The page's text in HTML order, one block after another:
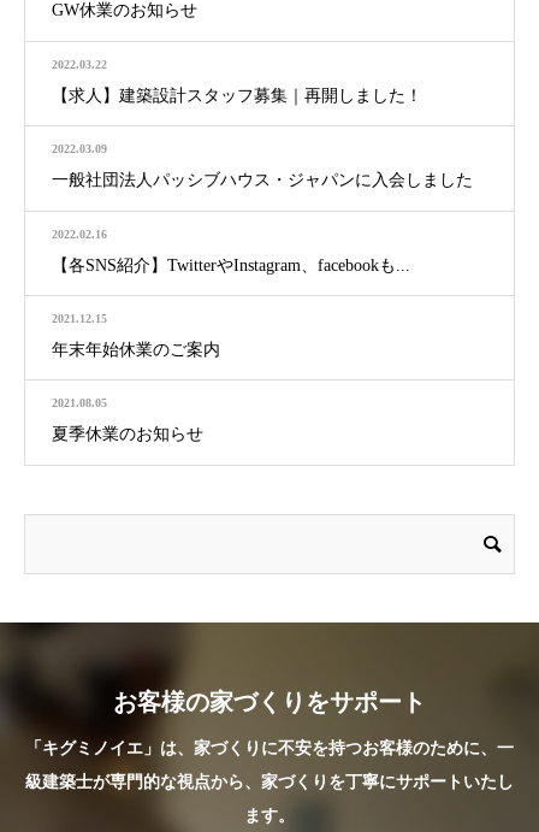
GW休業のお知らせ
2022.03.22
【求人】建築設計スタッフ募集｜再開しました！
2022.03.09
一般社団法人パッシブハウス・ジャパンに入会しました
2022.02.16
【各SNS紹介】TwitterやInstagram、facebookも...
2021.12.15
年末年始休業のご案内
2021.08.05
夏季休業のお知らせ
お客様の家づくりをサポート
「キグミノイエ」は、家づくりに不安を持つお客様のために、一
級建築士が専門的な視点から、家づくりを丁寧にサポートいたし
ます。